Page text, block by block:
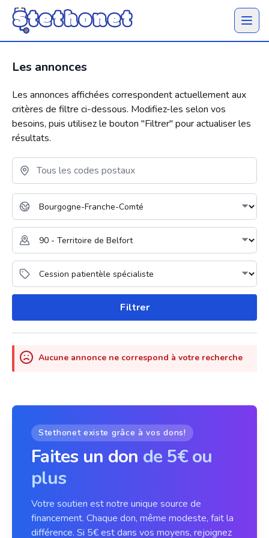
Ouvrir
Les annonces
Les annonces affichées correspondent actuellement aux
critères de filtre ci-dessous. Modifiez-les selon vos
besoins, puis utilisez le bouton "Filtrer" pour actualiser les
résultats.
Filtrer
Aucune annonce ne correspond à votre recherche
Stethonet existe grâce à vos dons!
Faites un don de 5€ ou
plus
Votre soutien est notre unique source de
financement. Chaque don, même modeste, fait la
différence. Si 5€ est dans vos moyens, rejoignez